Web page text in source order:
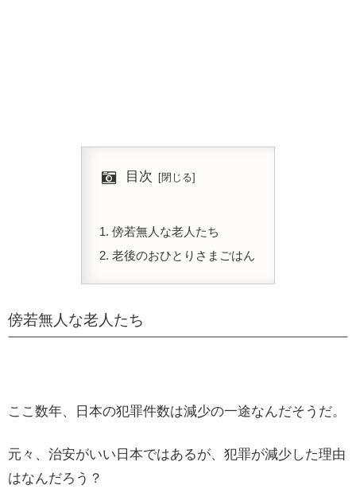
目次
傍若無人な老人たち
老後のおひとりさまごはん
傍若無人な老人たち
ここ数年、日本の犯罪件数は減少の一途なんだそうだ。
元々、治安がいい日本ではあるが、犯罪が減少した理由
はなんだろう？